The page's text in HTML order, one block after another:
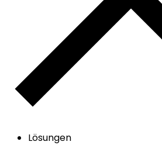
Lösungen